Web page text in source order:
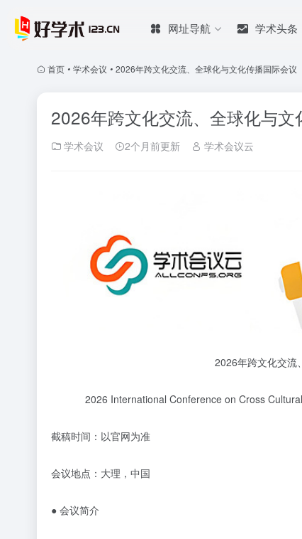
网址导航 学术头条
首页 • 学术会议 • 2026年跨文化交流、全球化与文化传播国际会议
2026年跨文化交流、全球化与
学术会议 2个月前更新 学术会议云
2026年跨文化交流
2026 International Conference on Cross
截稿时间：以官网为准
会议地点：大理，中国
● 会议简介